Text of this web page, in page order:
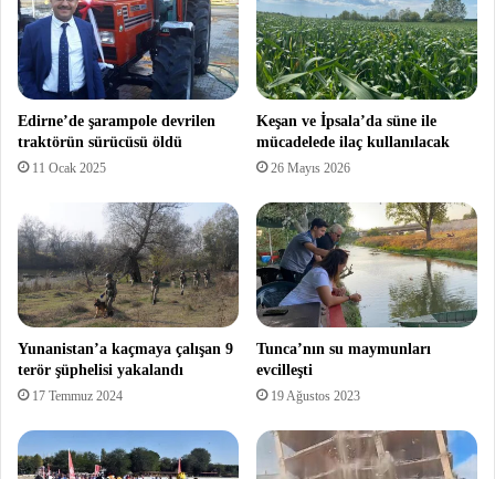
Edirne’de şarampole devrilen
traktörün sürücüsü öldü
11 Ocak 2025
Keşan ve İpsala’da süne ile
mücadelede ilaç kullanılacak
26 Mayıs 2026
Yunanistan’a kaçmaya çalışan 9
terör şüphelisi yakalandı
17 Temmuz 2024
Tunca’nın su maymunları
evcilleşti
19 Ağustos 2023